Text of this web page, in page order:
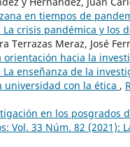
en tiempos de
crisis pandémica y los
Meraz, José
hacia la
enseñanza de la
universidad con la ética ,
en los posgrados
Vol. 33 Núm. 82 (2021):